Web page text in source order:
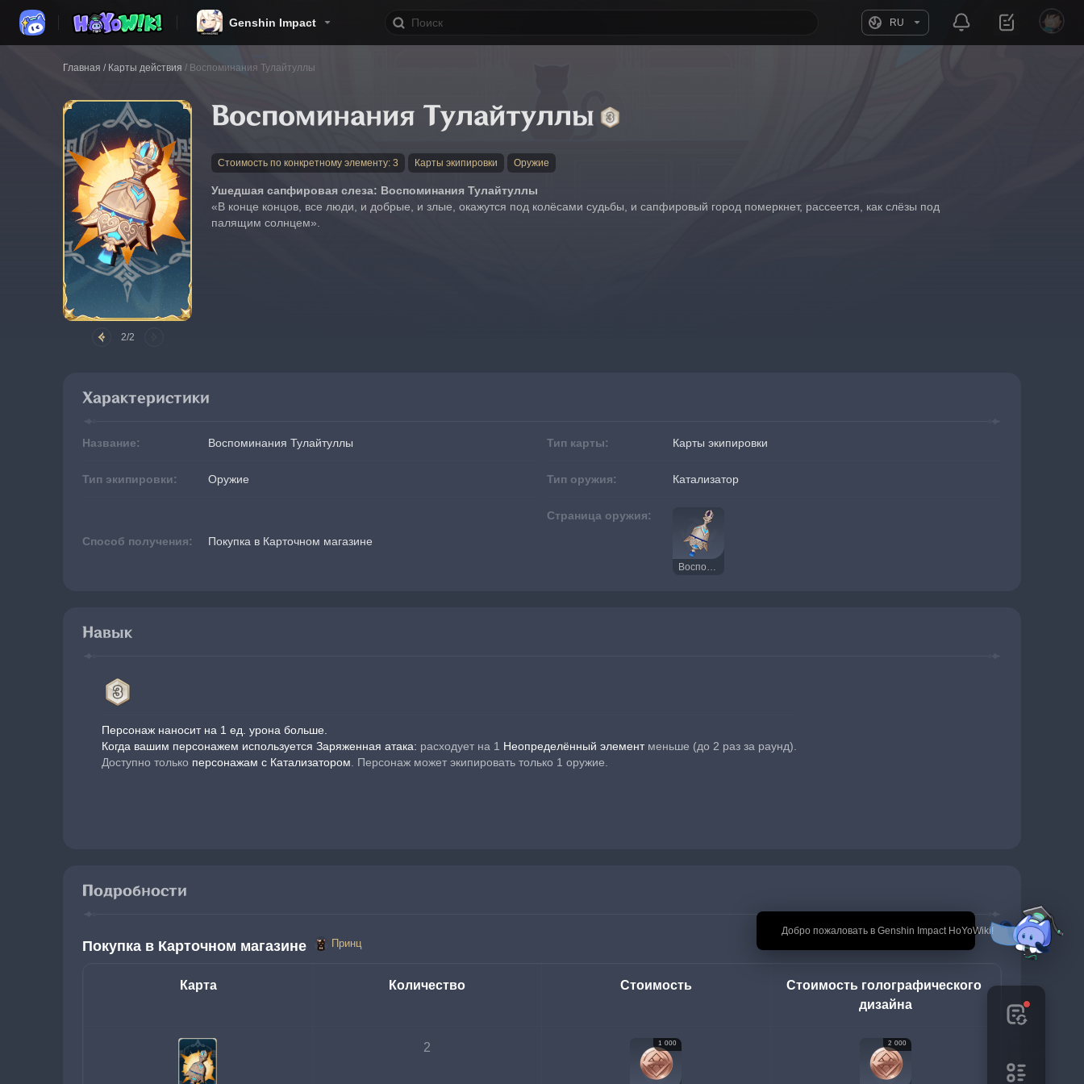
Genshin Impact RU
🎉 Добро пожаловать в Genshin Impact HoYoWiki!
Главная / Карты действия / Воспоминания Тулайтуллы
2/2
Воспоминания Тулайтуллы
Стоимость по конкретному элементу: 3 Карты экипировки Оружие
Ушедшая сапфировая слеза: Воспоминания Тулайтуллы
«В конце концов, все люди, и добрые, и злые, окажутся под колёсами судьбы, и сапфировый город померкнет, рассеется, как слёзы под
палящим солнцем».
Характеристики
Название: Воспоминания Тулайтуллы Тип карты: Карты экипировки
Тип экипировки: Оружие Тип оружия: Катализатор
Способ получения: Покупка в Карточном магазине
Страница оружия:
Воспоминания Тулайтуллы
Навык
Персонаж наносит на 1 ед. урона больше.
Когда вашим персонажем используется Заряженная атака: расходует на 1 Неопределённый элемент меньше (до 2 раз за раунд).
Доступно только персонажам с Катализатором . Персонаж может экипировать только 1 оружие.
Подробности
Покупка в Карточном магазине Принц
Карта Количество Стоимость
Стоимость голографического
дизайна
2 1 000 2 000